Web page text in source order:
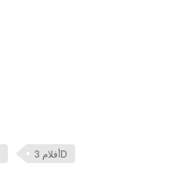
أفلام 3D